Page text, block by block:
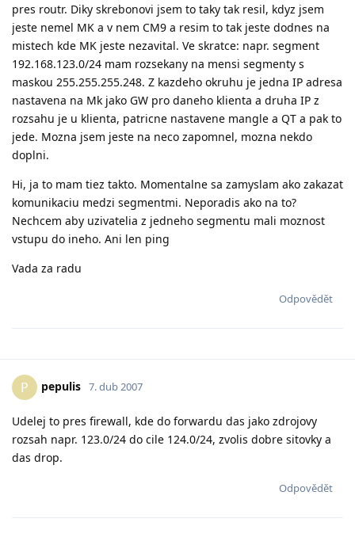
pres routr. Diky skrebonovi jsem to taky tak resil, kdyz jsem
jeste nemel MK a v nem CM9 a resim to tak jeste dodnes na
mistech kde MK jeste nezavital. Ve skratce: napr. segment
192.168.123.0/24 mam rozsekany na mensi segmenty s
maskou 255.255.255.248. Z kazdeho okruhu je jedna IP adresa
nastavena na Mk jako GW pro daneho klienta a druha IP z
rozsahu je u klienta, patricne nastavene mangle a QT a pak to
jede. Mozna jsem jeste na neco zapomnel, mozna nekdo
doplni.
Hi, ja to mam tiez takto. Momentalne sa zamyslam ako zakazat
komunikaciu medzi segmentmi. Neporadis ako na to?
Nechcem aby uzivatelia z jedneho segmentu mali moznost
vstupu do ineho. Ani len ping
Vada za radu
Odpovědět
P pepulis 7. dub 2007
Udelej to pres firewall, kde do forwardu das jako zdrojovy
rozsah napr. 123.0/24 do cile 124.0/24, zvolis dobre sitovky a
das drop.
Odpovědět